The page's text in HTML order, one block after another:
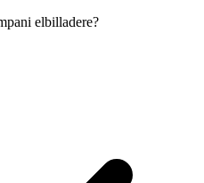
elbilladere?